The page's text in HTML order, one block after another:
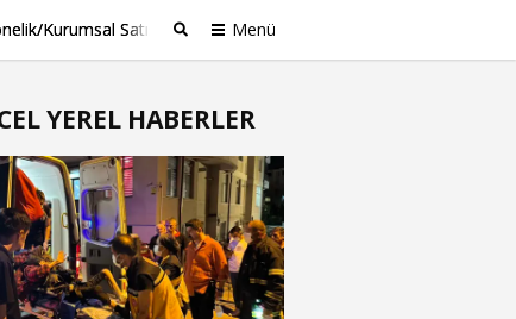
Kurumsal Satış Menü
YEREL HABERLER